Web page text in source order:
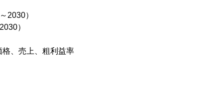
2030）
）
、売上、粗利益率